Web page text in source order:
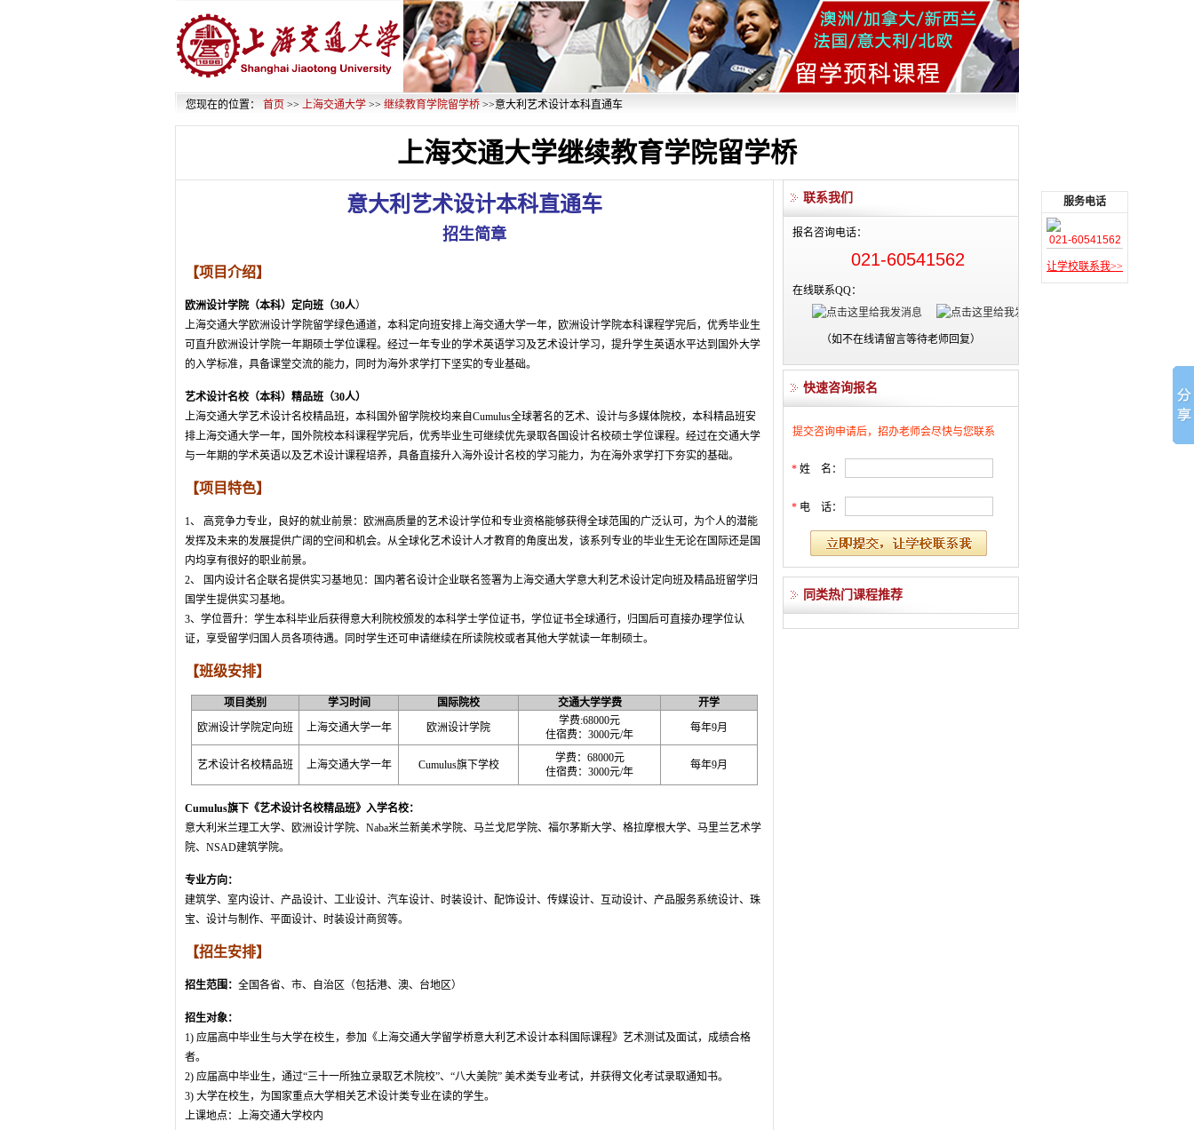
您现在的位置： 首页 >> 上海交通大学 >> 继续教育学院留学桥 >>意大利艺术设计本科直通车
上海交通大学继续教育学院留学桥
意大利艺术设计本科直通车
招生简章
【项目介绍】
欧洲设计学院（本科）定向班（30人）
上海交通大学欧洲设计学院留学绿色通道，本科定向班安排上海交通大学一年，欧洲设计学院本科课程学完后，优秀毕业生
可直升欧洲设计学院一年期硕士学位课程。经过一年专业的学术英语学习及艺术设计学习，提升学生英语水平达到国外大学
的入学标准，具备课堂交流的能力，同时为海外求学打下坚实的专业基础。
艺术设计名校（本科）精品班（30人）
上海交通大学艺术设计名校精品班，本科国外留学院校均来自Cumulus全球著名的艺术、设计与多媒体院校，本科精品班安
排上海交通大学一年，国外院校本科课程学完后，优秀毕业生可继续优先录取各国设计名校硕士学位课程。经过在交通大学
与一年期的学术英语以及艺术设计课程培养，具备直接升入海外设计名校的学习能力，为在海外求学打下夯实的基础。
【项目特色】
1、 高竞争力专业，良好的就业前景：欧洲高质量的艺术设计学位和专业资格能够获得全球范围的广泛认可，为个人的潜能
发挥及未来的发展提供广阔的空间和机会。从全球化艺术设计人才教育的角度出发，该系列专业的毕业生无论在国际还是国
内均享有很好的职业前景。
2、 国内设计名企联名提供实习基地见：国内著名设计企业联名签署为上海交通大学意大利艺术设计定向班及精品班留学归
国学生提供实习基地。
3、学位晋升：学生本科毕业后获得意大利院校颁发的本科学士学位证书，学位证书全球通行，归国后可直接办理学位认
证，享受留学归国人员各项待遇。同时学生还可申请继续在所读院校或者其他大学就读一年制硕士。
【班级安排】
项目类别 学习时间 国际院校 交通大学学费
开学
欧洲设计学院定向班
上海交通大学一年 欧洲设计学院
学费:68000元
住宿费： 3000元/年
每年9月
艺术设计名校精品班 上海交通大学一年 Cumulus旗下学校
学费： 68000元
住宿费： 3000元/年
每年9月
Cumulus旗下《艺术设计名校精品班》入学名校：
意大利米兰理工大学、欧洲设计学院、Naba米兰新美术学院、马兰戈尼学院、福尔茅斯大学、格拉摩根大学、马里兰艺术学
院、NSAD建筑学院。
专业方向：
建筑学、室内设计、产品设计、工业设计、汽车设计、时装设计、配饰设计、传媒设计、互动设计、产品服务系统设计、珠
宝、设计与制作、平面设计、时装设计商贸等。
【招生安排】
招生范围： 全国各省、市、自治区（包括港、澳、台地区）
招生对象：
1) 应届高中毕业生与大学在校生，参加《上海交通大学留学桥意大利艺术设计本科国际课程》艺术测试及面试，成绩合格
者。
2) 应届高中毕业生，通过“三十一所独立录取艺术院校”、“八大美院” 美术类专业考试，并获得文化考试录取通知书。
3) 大学在校生，为国家重点大学相关艺术设计类专业在读的学生。
上课地点：上海交通大学校内
联系我们
报名咨询电话：
021-60541562
在线联系QQ：
（如不在线请留言等待老师回复）
快速咨询报名
提交咨询申请后，招办老师会尽快与您联系
* 姓 名：
* 电 话：
同类热门课程推荐
服务电话
021-60541562
让学校联系我>>